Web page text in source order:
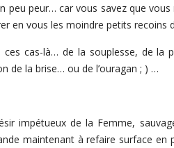
peu peur… car vous savez que vous
en vous les moindre petits recoins
ces cas-là… de la souplesse, de
de la brise… ou de l’ouragan ; ) …
impétueux de la Femme,
maintenant à refaire surface en